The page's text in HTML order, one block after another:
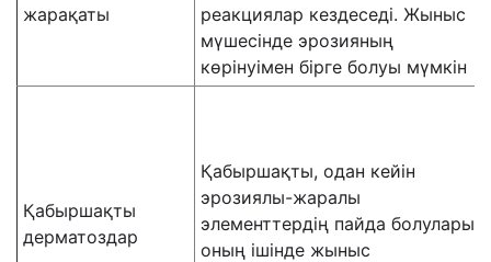
жарақаты
реакциялар кездеседі. Жыныс
мүшесінде эрозияның
көрінуімен бірге болуы мүмкін
Қабыршақты
дерматоздар
Қабыршақты, одан кейін
эрозиялы-жаралы
элементтердің пайда болулары,
оның ішінде жыныс